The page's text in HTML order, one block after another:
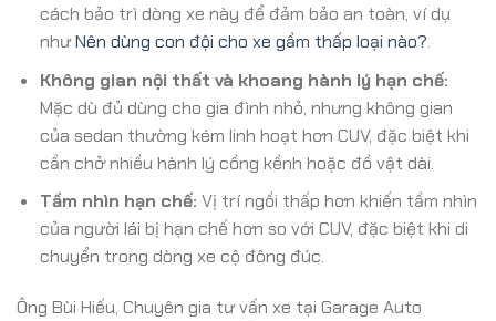
cách bảo trì dòng xe này để đảm bảo an toàn, ví dụ
nhưNên dùng con đội cho xe gầm thấp loại nào?.
Không gian nội thất và khoang hành lý hạn chế:
Mặc dù đủ dùng cho gia đình nhỏ, nhưng không gian
của sedan thường kém linh hoạt hơn CUV, đặc biệt khi
cần chở nhiều hành lý cồng kềnh hoặc đồ vật dài.
Tầm nhìn hạn chế: Vị trí ngồi thấp hơn khiến tầm nhìn
của người lái bị hạn chế hơn so với CUV, đặc biệt khi di
chuyển trong dòng xe cộ đông đúc.
Ông Bùi Hiếu, Chuyên gia tư vấn xe tại Garage Auto